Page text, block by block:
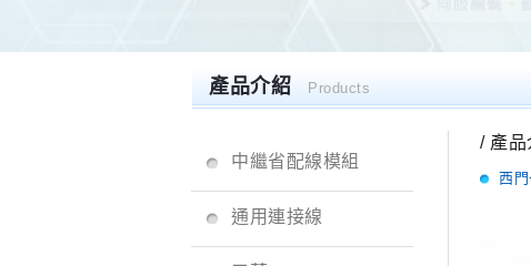
產品介紹 Products
中繼省配線模組
通用連接線
/ 產品
西